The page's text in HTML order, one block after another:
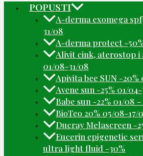
POPUSTI
A-derma exomega
31/08
A-derma protect -
Alivit cink, aterostop i
01/08-31/08
Apivita bee SUN -20%
Avene sun -25% 01/
Babe sun -22% 01/08 –
BioTeo 20% 05/08-17/
Ducray Melascreen -
Eucerin epigenetic
ultra light fluid -30%